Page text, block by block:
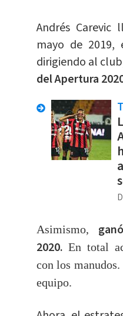
Andrés
mayo de 2019,
dirigiendo al
del Apertura
Asimismo,
2020. En total
con los
equipo.